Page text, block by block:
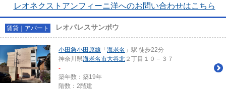
レオネクストアンフィーニ洋へのお問い合わせはこちら
賃貸｜アパート レオパレスサンポウ
小田急小田原線 「海老名 」駅 徒歩22分
神奈川県海老名市大谷北 ２丁目１０－３７
-
築年数：築19年
階数：2階建